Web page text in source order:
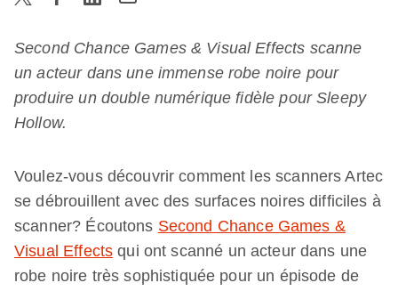
Second Chance Games & Visual Effects scanne
un acteur dans une immense robe noire pour
produire un double numérique fidèle pour Sleepy
Hollow.
Voulez-vous découvrir comment les scanners Artec
se débrouillent avec des surfaces noires difficiles à
scanner? Écoutons Second Chance Games &
Visual Effects qui ont scanné un acteur dans une
robe noire très sophistiquée pour un épisode de